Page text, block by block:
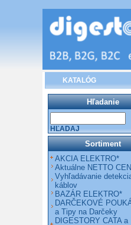
KATALÓG
Hľadanie
HĽADAJ
Sortiment
AKCIA ELEKTRO*
Aktuálne NETTO
Vyhľadávanie
káblov
BAZÁR ELEKTRO*
DARČEKOVÉ
a Tipy na Darčeky
DIGESTORY CATA a